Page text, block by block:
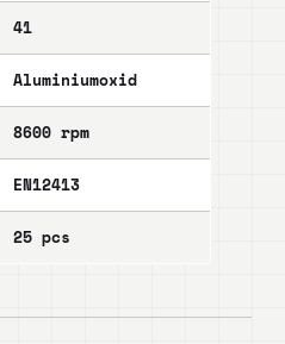
41
Aluminiumoxid
8600 rpm
EN12413
25 pcs